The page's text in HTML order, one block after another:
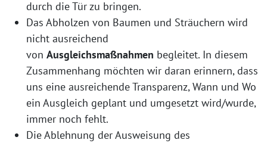
durch die Tür zu bringen.
Das Abholzen von Baumen und Sträuchern wird
nicht ausreichend
von Ausgleichsmaßnahmen begleitet. In diesem
Zusammenhang möchten wir daran erinnern, dass
uns eine ausreichende Transparenz, Wann und Wo
ein Ausgleich geplant und umgesetzt wird/wurde,
immer noch fehlt.
Die Ablehnung der Ausweisung des